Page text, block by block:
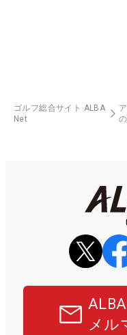
ゴルフ総合サイト ALBA
Net
メル